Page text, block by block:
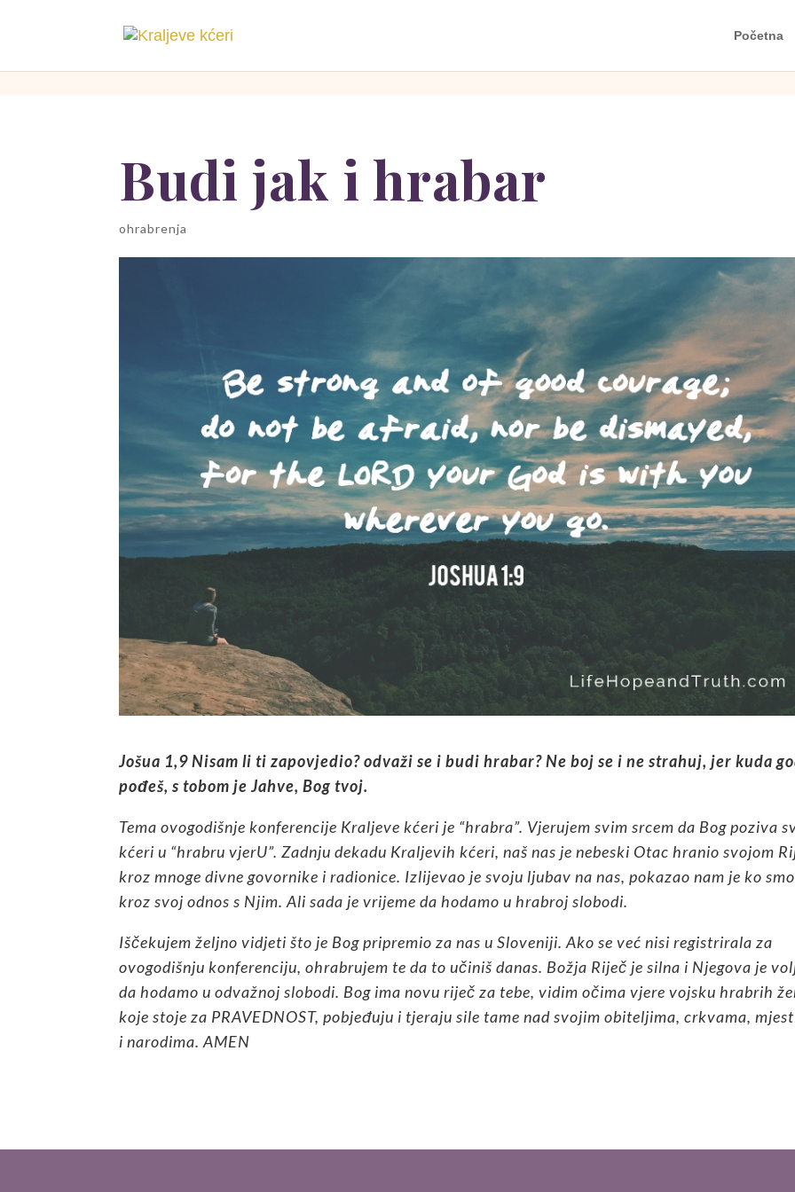
Početna
Budi jak i hrabar
ohrabrenja
Jošua 1,9 Nisam li ti zapovjedio? odvaži se i budi hrabar? Ne boj se i ne strahuj, jer kuda
pođeš, s tobom je Jahve, Bog tvoj.
Tema ovogodišnje konferencije Kraljeve kćeri je “hrabra”. Vjerujem svim srcem da Bog poziva
kćeri u “hrabru vjerU”. Zadnju dekadu Kraljevih kćeri, naš nas je nebeski Otac hranio svojom
kroz mnoge divne govornike i radionice. Izlijevao je svoju ljubav na nas, pokazao nam je ko smo
kroz svoj odnos s Njim. Ali sada je vrijeme da hodamo u hrabroj slobodi.
Iščekujem željno vidjeti što je Bog pripremio za nas u Sloveniji. Ako se već nisi registrirala za
ovogodišnju konferenciju, ohrabrujem te da to učiniš danas. Božja Riječ je silna i Njegova je
da hodamo u odvažnoj slobodi. Bog ima novu riječ za tebe, vidim očima vjere vojsku hrabrih
koje stoje za PRAVEDNOST, pobjeđuju i tjeraju sile tame nad svojim obiteljima, crkvama,
i narodima. AMEN